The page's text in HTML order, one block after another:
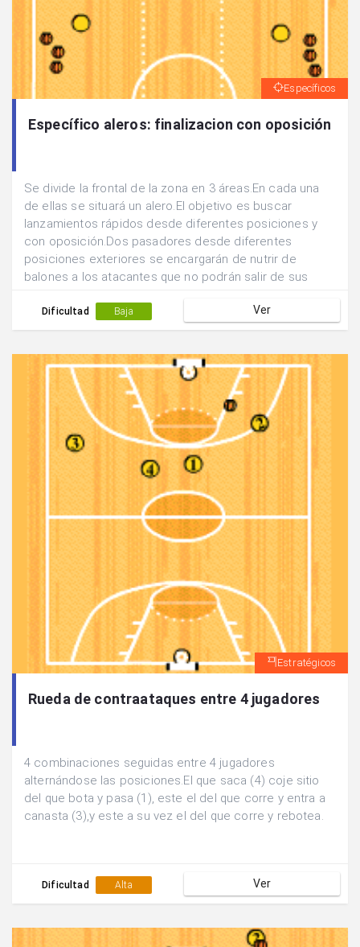
Específicos
Específico aleros: finalizacion con oposición
Se divide la frontal de la zona en 3 áreas.En cada una
de ellas se situará un alero.El objetivo es buscar
lanzamientos rápidos desde diferentes posiciones y
con oposición.Dos pasadores desde diferentes
posiciones exteriores se encargarán de nutrir de
balones a los atacantes que no podrán salir de sus
líbremente para abortar la acción ofensiva.Los
atacantes tienen posibilidad de combinar entre ellos
Dificultad Baja Ver
Estratégicos
Rueda de contraataques entre 4 jugadores
4 combinaciones seguidas entre 4 jugadores
alternándose las posiciones.El que saca (4) coje sitio
del que bota y pasa (1), este el del que corre y entra a
canasta (3),y este a su vez el del que corre y rebotea.
Dificultad Alta Ver